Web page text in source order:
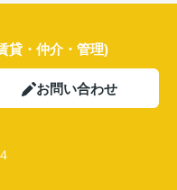
貸・仲介・管理)
お問い合わせ